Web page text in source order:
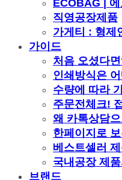
ECOBAG | 에
직영공장제품
가게티 : 형제
가이드
처음 오셨다
인쇄방식은
수량에 따라
주문전체크!
왜 카톡상담
한페이지로
베스트셀러
국내공장 제
브랜드